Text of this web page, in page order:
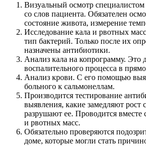
Визуальный осмотр
со слов пациента. Обязателен
состояние живота, измерение
Исследование кала и рвотных
тип бактерий. Только после их
назначены антибиотики.
Анализ кала на копрограмму. Это
воспалительного процесса в
Анализ крови. С его помощью
больного к сальмонеллам.
Производится тестирование
выявления, какие замедляют рост
разрушают ее. Проводится вместе
и рвотных масс.
Обязательно проверяются
доме, которые могли стать